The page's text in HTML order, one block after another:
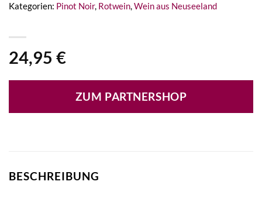
24,95 €
ZUM PARTNERSHOP
Kategorien: Pinot Noir, Rotwein,Wein aus Neuseeland
BESCHREIBUNG